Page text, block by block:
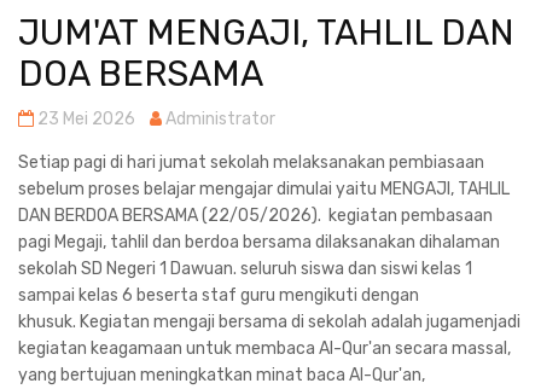
JUM'AT MENGAJI, TAHLIL DAN
DOA BERSAMA
23 Mei 2026 Administrator
Setiap pagi di hari jumat sekolah melaksanakan pembiasaan
sebelum proses belajar mengajar dimulai yaitu MENGAJI, TAHLIL
DAN BERDOA BERSAMA (22/05/2026). kegiatan pembasaan
pagi Megaji, tahlil dan berdoa bersama dilaksanakan dihalaman
sekolah SD Negeri 1 Dawuan. seluruh siswa dan siswi kelas 1
sampai kelas 6 beserta staf guru mengikuti dengan
khusuk. Kegiatan mengaji bersama di sekolah adalah jugamenjadi
kegiatan keagamaan untuk membaca Al-Qur'an secara massal,
yang bertujuan meningkatkan minat baca Al-Qur'an,